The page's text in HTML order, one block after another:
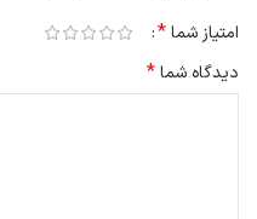
امتیاز شما*
دیدگاه شما*